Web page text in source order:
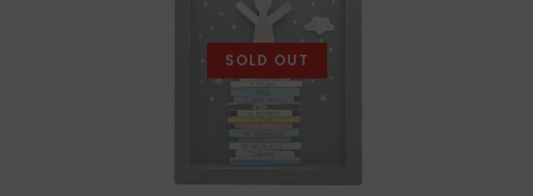
SOLD OUT